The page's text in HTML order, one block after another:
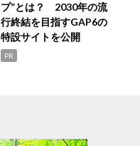
プ”とは？ 2030年の流
行終結を目指すGAP6の
特設サイトを公開
PR